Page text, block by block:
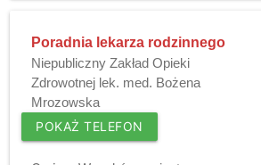
Poradnia lekarza rodzinnego
Niepubliczny Zakład Opieki
Zdrowotnej lek. med. Bożena
Mrozowska
POKAŻ TELEFON